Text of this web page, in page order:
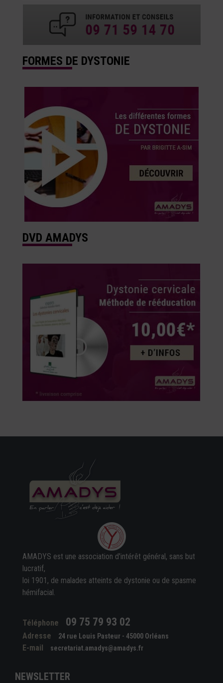
FORMES DE DYSTONIE
DVD AMADYS
AMADYS est une association d'intérêt général, sans but
lucratif,
loi 1901, de malades atteints de dystonie ou de spasme
hémifacial.
Téléphone 09 75 79 93 02
Adresse 24 rue Louis Pasteur - 45000 Orléans
E-mail secretariat.amadys@amadys.fr
NEWSLETTER